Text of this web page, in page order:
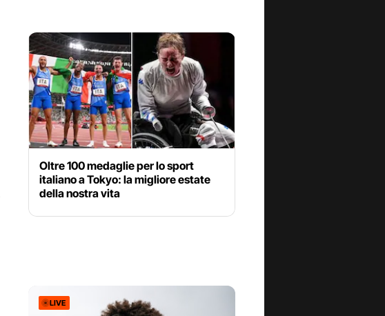
Oltre 100 medaglie per lo sport
italiano a Tokyo: la migliore estate
della nostra vita
LIVE